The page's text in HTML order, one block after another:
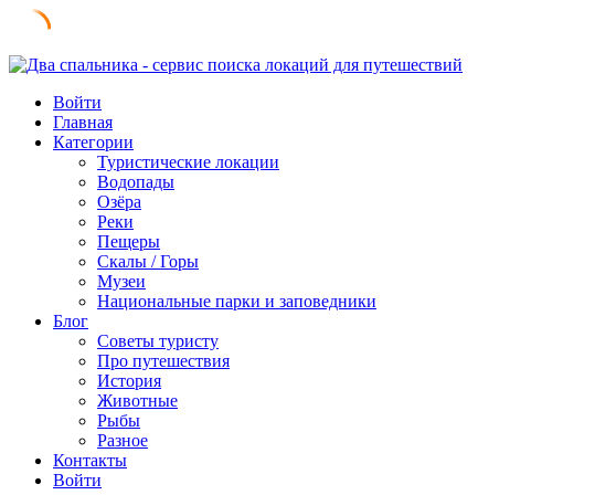
Skip
contentВойти
Главная
Категории
Туристические локации
Водопады
Озёра
Реки
Пещеры
Скалы / Горы
Музеи
Национальные парки и заповедники
Блог
Советы туристу
Про путешествия
История
Животные
Рыбы
Разное
Контакты
Войти